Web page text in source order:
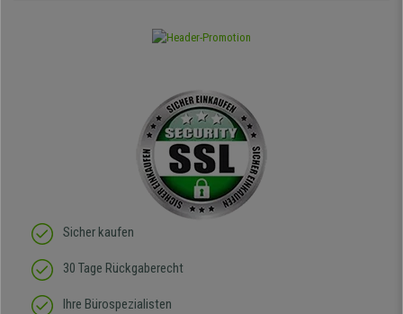
Sicher kaufen
30 Tage Rückgaberecht
Ihre Bürospezialisten